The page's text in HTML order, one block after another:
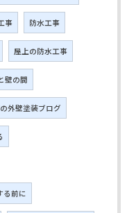
事 防水工事
屋上の防水工事
壁の間
外壁塗装ブログ
る前に